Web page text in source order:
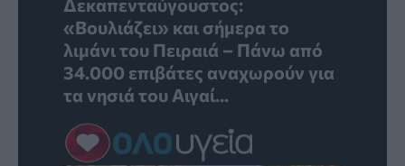
Δεκαπενταύγουστος:
«Βουλιάζει» και σήμερα το
λιμάνι του Πειραιά – Πάνω από
34.000 επιβάτες αναχωρούν για
τα νησιά του Αιγαί...